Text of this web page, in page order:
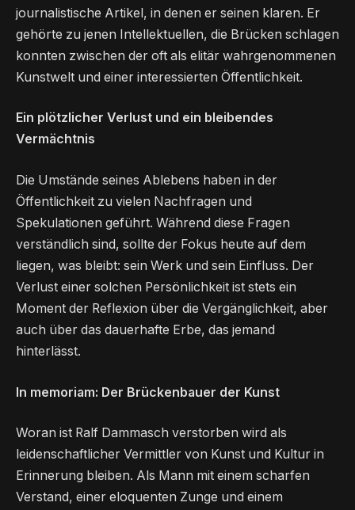
journalistische Artikel, in denen er seinen klaren. Er
gehörte zu jenen Intellektuellen, die Brücken schlagen
konnten zwischen der oft als elitär wahrgenommenen
Kunstwelt und einer interessierten Öffentlichkeit.
Ein plötzlicher Verlust und ein bleibendes
Vermächtnis
Die Umstände seines Ablebens haben in der
Öffentlichkeit zu vielen Nachfragen und
Spekulationen geführt. Während diese Fragen
verständlich sind, sollte der Fokus heute auf dem
liegen, was bleibt: sein Werk und sein Einfluss. Der
Verlust einer solchen Persönlichkeit ist stets ein
Moment der Reflexion über die Vergänglichkeit, aber
auch über das dauerhafte Erbe, das jemand
hinterlässt.
In memoriam: Der Brückenbauer der Kunst
Woran ist Ralf Dammasch verstorben wird als
leidenschaftlicher Vermittler von Kunst und Kultur in
Erinnerung bleiben. Als Mann mit einem scharfen
Verstand, einer eloquenten Zunge und einem